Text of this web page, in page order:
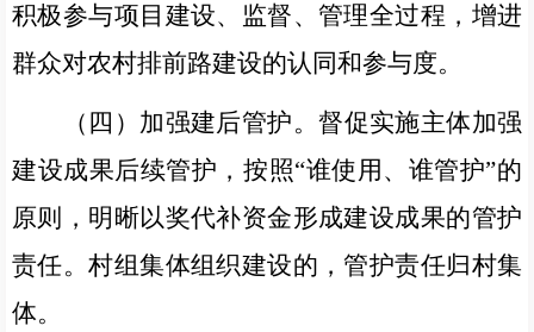
积极参与项目建设、监督、管理全过程，增进
群众对农村排前路建设的认同和参与度。
（四）加强建后管护。督促实施主体加强
建设成果后续管护，按照“谁使用、谁管护”的
原则，明晰以奖代补资金形成建设成果的管护
责任。村组集体组织建设的，管护责任归村集
体。